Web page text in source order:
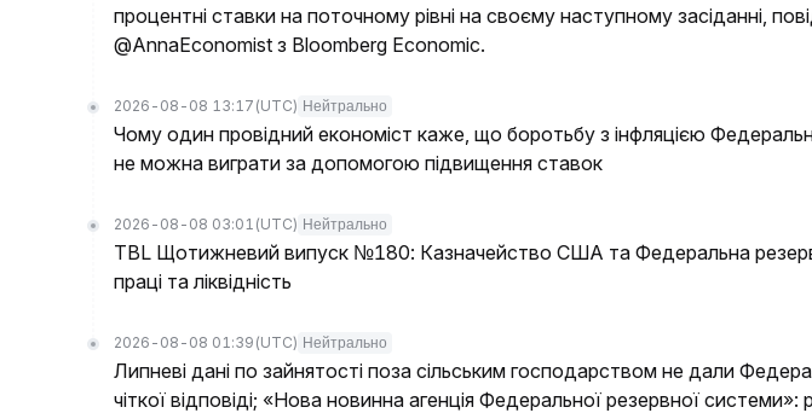
процентні ставки на поточному рівні на своєму наступному засіданні,
@AnnaEconomist з Bloomberg Economic.
2026-08-08 13:17 (UTC) Нейтрально
Чому один провідний економіст каже, що боротьбу з інфляцією
не можна виграти за допомогою підвищення ставок
2026-08-08 03:01 (UTC) Нейтрально
TBL Щотижневий випуск №180: Казначейство США та Федеральна
праці та ліквідність
2026-08-08 01:39 (UTC) Нейтрально
Липневі дані по зайнятості поза сільським господарством не дали
чіткої відповіді; «Нова новинна агенція Федеральної резервної